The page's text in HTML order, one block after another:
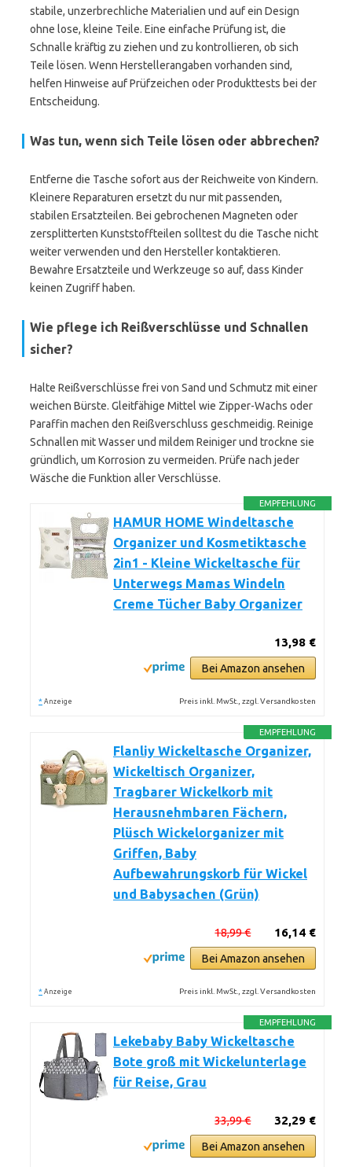
stabile, unzerbrechliche Materialien und auf ein Design
ohne lose, kleine Teile. Eine einfache Prüfung ist, die
Schnalle kräftig zu ziehen und zu kontrollieren, ob sich
Teile lösen. Wenn Herstellerangaben vorhanden sind,
helfen Hinweise auf Prüfzeichen oder Produkttests bei der
Entscheidung.
Was tun, wenn sich Teile lösen oder abbrechen?
Entferne die Tasche sofort aus der Reichweite von Kindern.
Kleinere Reparaturen ersetzt du nur mit passenden,
stabilen Ersatzteilen. Bei gebrochenen Magneten oder
zersplitterten Kunststoffteilen solltest du die Tasche nicht
weiter verwenden und den Hersteller kontaktieren.
Bewahre Ersatzteile und Werkzeuge so auf, dass Kinder
keinen Zugriff haben.
Wie pflege ich Reißverschlüsse und Schnallen
sicher?
Halte Reißverschlüsse frei von Sand und Schmutz mit einer
weichen Bürste. Gleitfähige Mittel wie Zipper-Wachs oder
Paraffin machen den Reißverschluss geschmeidig. Reinige
Schnallen mit Wasser und mildem Reiniger und trockne sie
gründlich, um Korrosion zu vermeiden. Prüfe nach jeder
Wäsche die Funktion aller Verschlüsse.
EMPFEHLUNG
HAMUR HOME Windeltasche
Organizer und Kosmetiktasche
2in1 - Kleine Wickeltasche für
Unterwegs Mamas Windeln
Creme Tücher Baby Organizer
13,98 €
Bei Amazon ansehen
* Anzeige Preis inkl. MwSt., zzgl. Versandkosten
EMPFEHLUNG
Flanliy Wickeltasche Organizer,
Wickeltisch Organizer,
Tragbarer Wickelkorb mit
Herausnehmbaren Fächern,
Plüsch Wickelorganizer mit
Griffen, Baby
Aufbewahrungskorb für Wickel
und Babysachen (Grün)
16,14 €
18,99 €
Bei Amazon ansehen
* Anzeige Preis inkl. MwSt., zzgl. Versandkosten
EMPFEHLUNG
Lekebaby Baby Wickeltasche
Bote groß mit Wickelunterlage
für Reise, Grau
32,29 €
33,99 €
Bei Amazon ansehen